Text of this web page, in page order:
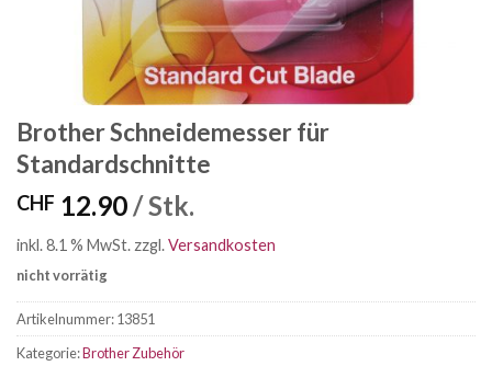
Brother Schneidemesser für
Standardschnitte
CHF 12.90/ Stk.
inkl. 8.1 % MwSt. zzgl.Versandkosten
nicht vorrätig
Artikelnummer:13851
Kategorie:Brother Zubehör